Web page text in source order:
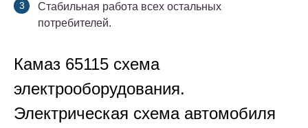
Стабильная работа всех остальных
потребителей.
Камаз 65115 схема
электрооборудования.
Электрическая схема автомобиля